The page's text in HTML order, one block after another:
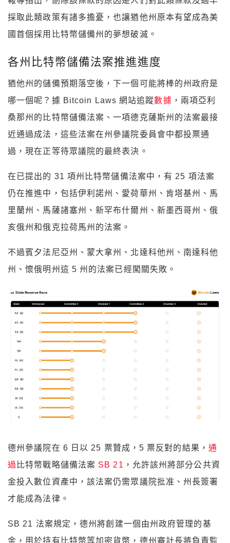
採取此類政策有諸多擔憂，也讓猶他州原本有望成為美
國首個採用比特幣儲備州的夢想破滅。
各州比特幣儲備法案推進進度
猶他州的儲備預期落空後，下一個可能將棒的州政府是
哪一個呢？據 Bitcoin Laws 網站追蹤數據 ，兩項亞利
桑那州的比特幣儲備法案、一項德克薩斯州的法案最接
近通過成法，這些法案在州參議院委員會中都投票通
過，現在正等待眾議院的最終表決。
在已提出的 31 項州比特幣儲備法案中，有 25 項法案
仍在推進中，包括伊利諾州、愛荷華州、肯塔基州、馬
里蘭州、馬薩諸塞州、新罕布什爾州、新墨西哥州、俄
亥俄州和俄克拉荷馬州的法案。
不過賓夕法尼亞州、蒙大拿州、北達科他州、南達科他
州、懷俄明州這 5 州的法案已經闖關失敗。
德州參議院在 6 日以 25 票贊成，5 票反對的結果， 通
過 比特幣戰略儲備法案 SB 21 ，允許該州將部分公共資
金投入數位資產中，該法案仍需眾議院批准、州長簽署
才能成為法律。
SB 21 法案規定，德州將創建一個由州政府管理的基
金，用於持有比特幣等加密貨幣，德州審計長將負責監